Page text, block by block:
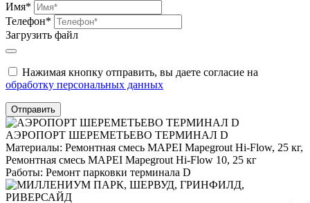
Имя*
Телефон*
Загрузить файл
Нажимая кнопку отправить, вы даете согласие на
обработку персональных данных
Отправить
АЭРОПОРТ ШЕРЕМЕТЬЕВО ТЕРМИНАЛ D
Материалы: Ремонтная смесь MAPEI Mapegrout Hi-Flow, 25 кг,
Ремонтная смесь MAPEI Mapegrout Hi-Flow 10, 25 кг
Работы: Ремонт парковки терминала D